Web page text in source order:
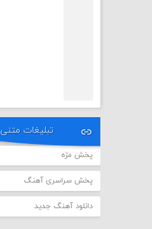
تبلیغات متنی
پخش مژه
پخش سراسری آهنگ
دانلود آهنگ جدید